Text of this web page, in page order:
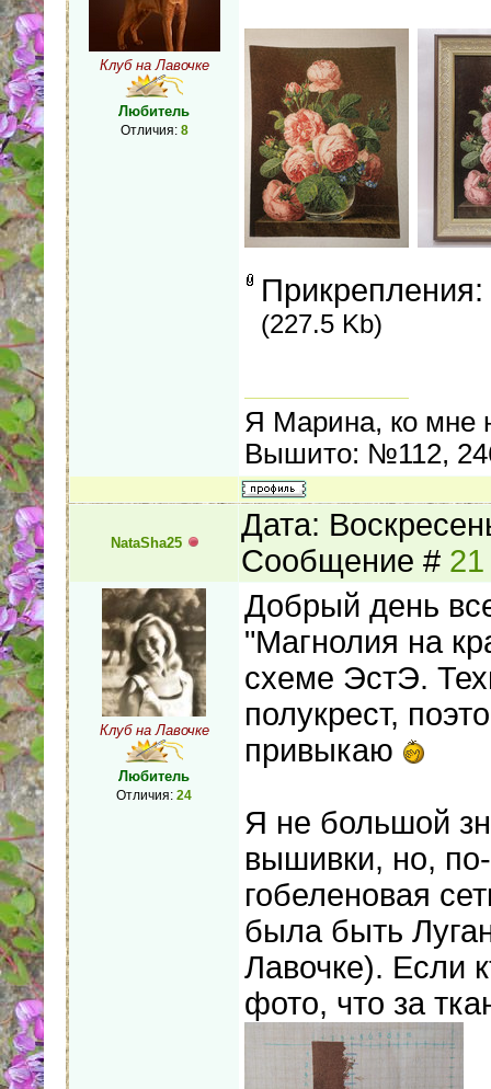
Клуб на Лавочке
Любитель
Отличия: 8
Прикрепления:
(227.5 Kb)
Я Марина, ко мне
Вышито: №112,
NataSha25
Дата:
Сообщение # 21
Клуб на Лавочке
Любитель
Отличия: 24
Добрый день
"Магнолия на
схеме ЭстЭ.
полукрест,
привыкаю
Я не большой
вышивки, но,
гобеленовая
была быть
Лавочке). Если
фото, что за